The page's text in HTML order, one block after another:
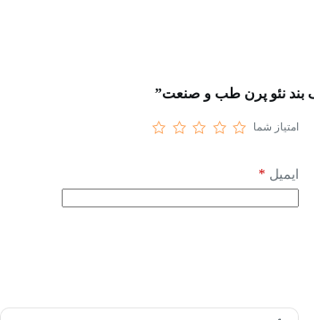
بند نئو پرن طب و صنعت”
امتیاز شما
ایمیل *